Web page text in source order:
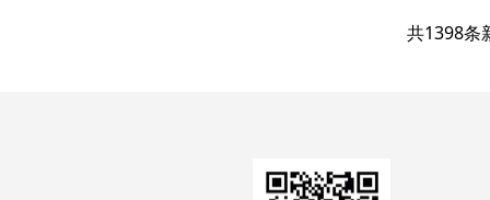
共1398条